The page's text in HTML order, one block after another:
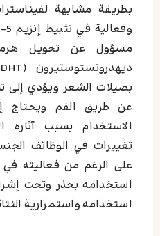
بطريقة مشابهة
مسؤول عن تحويل
بصيلات الشعر ويؤدي إلى
عن طريق الفم ويحتاج
الاستخدام بسبب آثاره
تغييرات في الوظائف
على الرغم من فعاليته
استخدامه بحذر وتحت
استخدامه واستمرارية